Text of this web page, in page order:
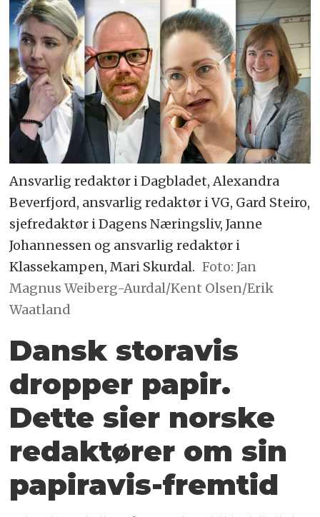
Ansvarlig redaktør i Dagbladet, Alexandra
Beverfjord, ansvarlig redaktør i VG, Gard Steiro,
sjefredaktør i Dagens Næringsliv, Janne
Johannessen og ansvarlig redaktør i
Klassekampen, Mari Skurdal. Foto: Jan
Magnus Weiberg-Aurdal/Kent Olsen/Erik
Waatland
Dansk storavis
dropper papir.
Dette sier norske
redaktører om sin
papiravis-fremtid